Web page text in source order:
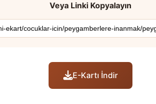
Veya Linki Kopyalayın
E-Kartı İndir